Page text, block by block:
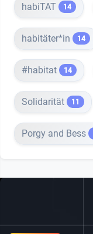
habiTAT 14
habitäter*in 14
#habitat 14
Solidarität 11
Porgy and Bess